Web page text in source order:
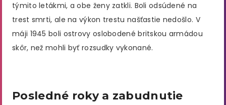
týmito letákmi, a obe ženy zatkli. Boli odsúdené na
trest smrti, ale na výkon trestu našťastie nedošlo. V
máji 1945 boli ostrovy oslobodené britskou armádou
skôr, než mohli byť rozsudky vykonané.
Posledné roky a zabudnutie